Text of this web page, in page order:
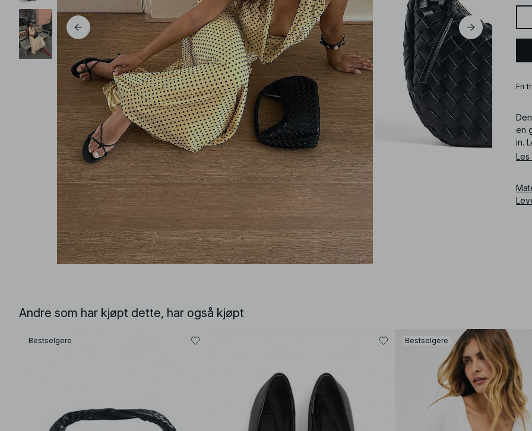
Fri
en
in.
Les
Andre som har kjøpt dette, har også kjøpt
Bestselgere Bestselgere